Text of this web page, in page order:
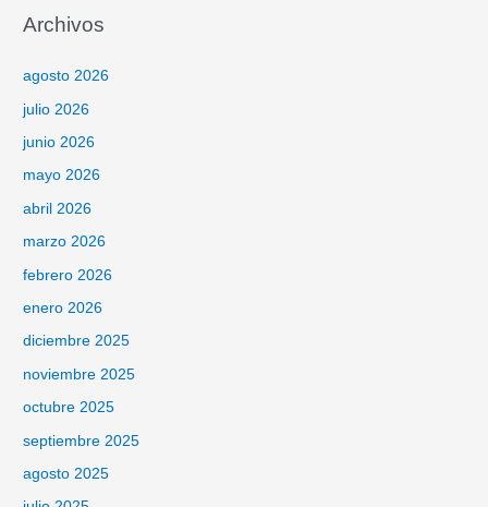
Archivos
agosto 2026
julio 2026
junio 2026
mayo 2026
abril 2026
marzo 2026
febrero 2026
enero 2026
diciembre 2025
noviembre 2025
octubre 2025
septiembre 2025
agosto 2025